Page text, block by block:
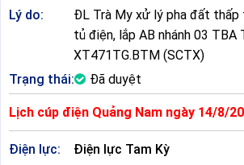
Lý do:
ĐL Trà My xử lý pha đất thấp
tủ điện, lắp AB nhánh 03 TBA
XT471TG.BTM (SCTX)
Trạng thái:
Đã duyệt
Lịch cúp điện Quảng Nam ngày 14/8/
Điện lực:
Điện lực Tam Kỳ